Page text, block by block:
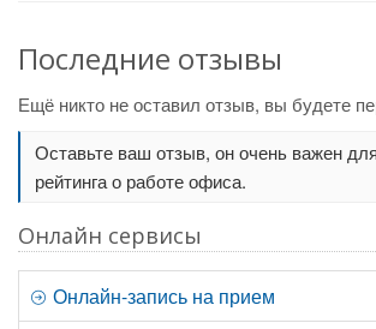
Последние отзывы
Ещё никто не оставил отзыв, вы будете
Оставьте ваш отзыв, он очень важен
рейтинга о работе офиса.
Онлайн сервисы
Онлайн-запись на прием